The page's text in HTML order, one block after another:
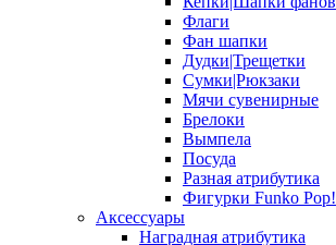
Флаги
Фан шапки
Дудки|Трещетки
Сумки|Рюкзаки
Мячи сувенирные
Брелоки
Вымпела
Посуда
Разная атрибутика
Фигурки Funko Pop!
Аксессуары
Наградная атрибутика